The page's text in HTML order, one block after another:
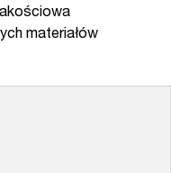
materiałów